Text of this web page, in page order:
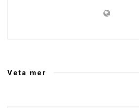
Veta mer